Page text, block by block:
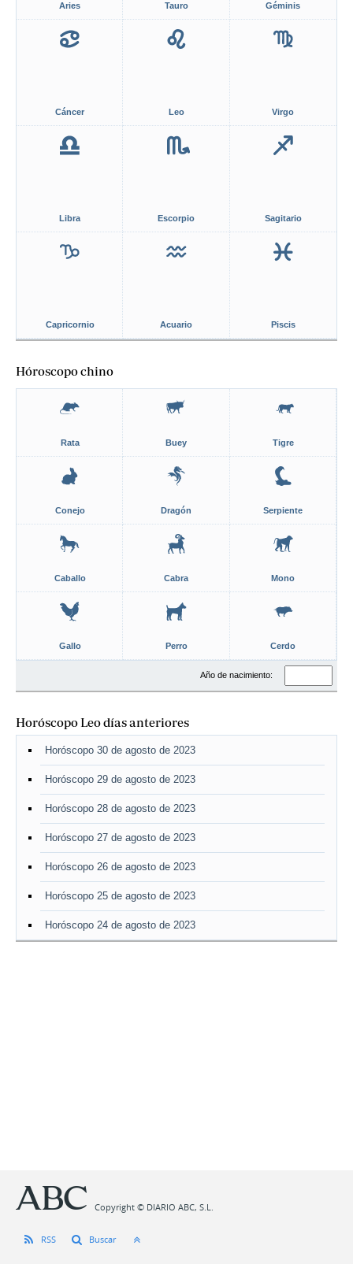
Aries Tauro Géminis
Cáncer Leo Virgo
Libra Escorpio Sagitario
Capricornio Acuario Piscis
Hóroscopo chino
Rata Buey Tigre
Conejo Dragón Serpiente
Caballo Cabra Mono
Gallo Perro Cerdo
Año de nacimiento:
Horóscopo Leo días anteriores
Horóscopo 30 de agosto de 2023
Horóscopo 29 de agosto de 2023
Horóscopo 28 de agosto de 2023
Horóscopo 27 de agosto de 2023
Horóscopo 26 de agosto de 2023
Horóscopo 25 de agosto de 2023
Horóscopo 24 de agosto de 2023
Copyright © DIARIO ABC, S.L.
RSS Buscar